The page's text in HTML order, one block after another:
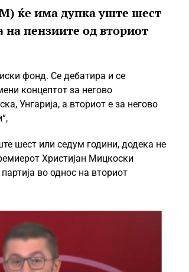
ќе има дупка уште шест
на пензиите од вториот
фонд. Се дебатира и се
концептот за негово
Унгарија, а вториот е за негово
шест или седум години, додека не
Христијан Мицкоски
во однос на вториот